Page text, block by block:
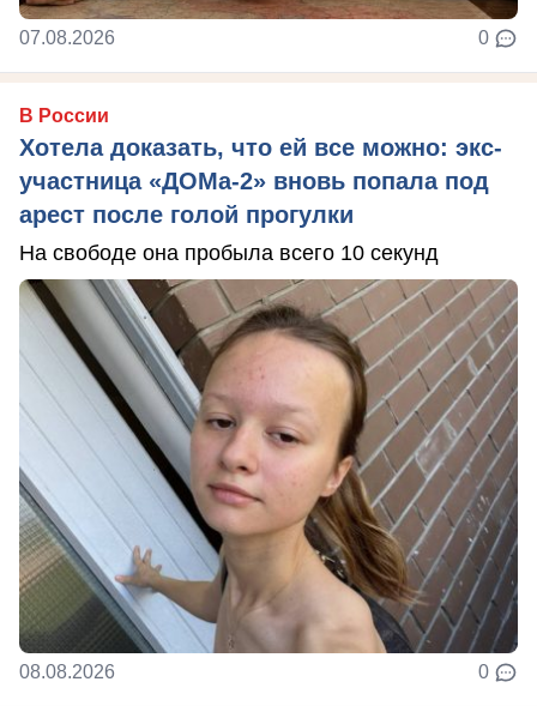
07.08.2026 0
В России
Хотела доказать, что ей все можно: экс-
участница «ДОМа-2» вновь попала под
арест после голой прогулки
На свободе она пробыла всего 10 секунд
08.08.2026 0